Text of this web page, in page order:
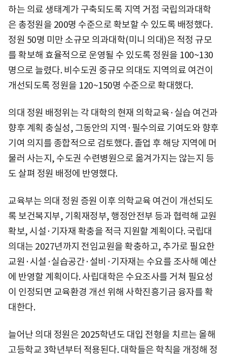
하는 의료 생태계가 구축되도록 지역 거점 국립의과대학
은 총정원을 200명 수준으로 확보할 수 있도록 배정했다.
정원 50명 미만 소규모 의과대학(미니 의대)은 적정 규모
를 확보해 효율적으로 운영될 수 있도록 정원을 100~130
명으로 늘렸다. 비수도권 중규모 의대도 지역의료 여건이
개선되도록 정원을 120~150명 수준으로 확대했다.
의대 정원 배정위는 각 대학의 현재 의학교육·실습 여건과
향후 계획 충실성, 그동안의 지역·필수의료 기여도와 향후
기여 의지를 종합적으로 검토했다. 졸업 후 해당 지역에 머
물러 사는지, 수도권 수련병원으로 옮겨가지는 않는지 등
도 살펴 정원 배정에 반영했다.
교육부는 의대 정원 증원 이후 의학교육 여건이 개선되도
록 보건복지부, 기획재정부, 행정안전부 등과 협력해 교원
확보, 시설·기자재 확충을 적극 지원할 계획이다. 국립대
의대는 2027년까지 전임교원을 확충하고, 추가로 필요한
교원·시설·실습공간·설비·기자재는 수요를 조사해 예산
에 반영할 계획이다. 사립대학은 수요조사를 거쳐 필요성
이 인정되면 교육환경 개선 위해 사학진흥기금 융자를 확
대한다.
늘어난 의대 정원은 2025학년도 대입 전형을 치르는 올해
고등학교 3학년부터 적용된다. 대학들은 학칙을 개정해 정